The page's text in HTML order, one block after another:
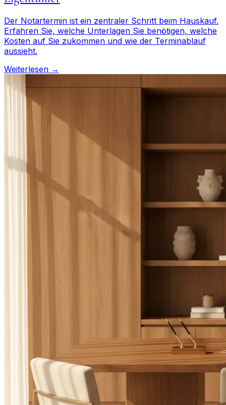
Der Notartermin ist ein zentraler Schritt beim Hauskauf.
Erfahren Sie, welche Unterlagen Sie benötigen, welche
Kosten auf Sie zukommen und wie der Terminablauf
aussieht.
Weiterlesen →